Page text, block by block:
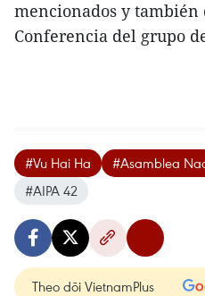
mencionados y
Conferencia del grupo
#Vu Hai Ha #Asamblea
#AIPA 42
Theo dõi VietnamPlus